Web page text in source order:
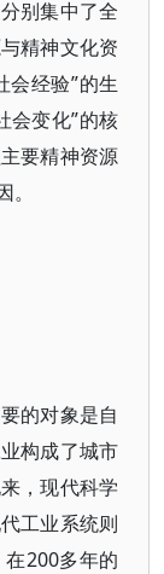
别集中了全
精神文化资
会经验”的生
会变化”的核
要精神资源
的对象是自
构成了城市
，现代科学
工业系统则
200多年的